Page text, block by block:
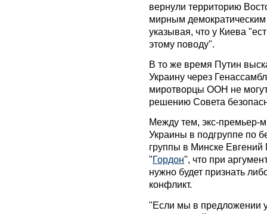
вернули территорию
мирным
указывая, что у Киева
этому поводу".
В то же время Путин
Украину через
миротворцы ООН не
решению Совета
Между тем, экс-премьер-
Украины в подгруппе по
группы в Минске
"Гордон", что при
нужно будет признать
конфликт.
"Если мы в предложении